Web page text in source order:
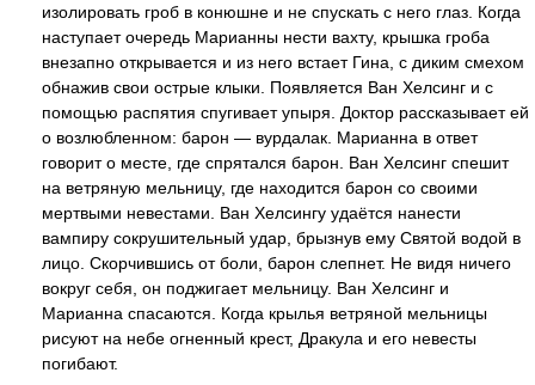
изолировать гроб в конюшне и не спускать с него глаз. Когда
наступает очередь Марианны нести вахту, крышка гроба
внезапно открывается и из него встает Гина, с диким смехом
обнажив свои острые клыки. Появляется Ван Хелсинг и с
помощью распятия спугивает упыря. Доктор рассказывает ей
о возлюбленном: барон — вурдалак. Марианна в ответ
говорит о месте, где спрятался барон. Ван Хелсинг спешит
на ветряную мельницу, где находится барон со своими
мертвыми невестами. Ван Хелсингу удаётся нанести
вампиру сокрушительный удар, брызнув ему Святой водой в
лицо. Скорчившись от боли, барон слепнет. Не видя ничего
вокруг себя, он поджигает мельницу. Ван Хелсинг и
Марианна спасаются. Когда крылья ветряной мельницы
рисуют на небе огненный крест, Дракула и его невесты
погибают.